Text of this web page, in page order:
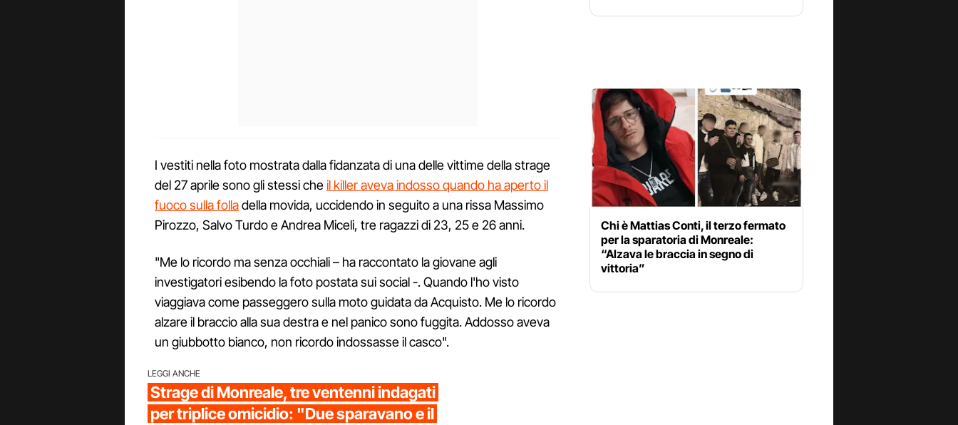
I vestiti nella foto mostrata dalla fidanzata di una delle vittime della strage
del 27 aprile sono gli stessi cheil killer aveva indosso quando ha aperto il
fuoco sulla folladella movida, uccidendo in seguito a una rissa Massimo
Pirozzo, Salvo Turdo e Andrea Miceli, tre ragazzi di 23, 25 e 26 anni.
"Me lo ricordo ma senza occhiali – ha raccontato la giovane agli
investigatori esibendo la foto postata sui social -. Quando l'ho visto
viaggiava come passeggero sulla moto guidata da Acquisto. Me lo ricordo
alzare il braccio alla sua destra e nel panico sono fuggita. Addosso aveva
un giubbotto bianco, non ricordo indossasse il casco".
LEGGI ANCHE
Strage di Monreale, tre ventenni indagati
per triplice omicidio: "Due sparavano e il
Chi è Mattias Conti, il terzo fermato
per la sparatoria di Monreale:
“Alzava le braccia in segno di
vittoria”